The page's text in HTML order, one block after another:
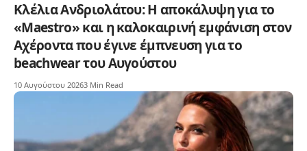
Κλέλια Ανδριολάτου: Η αποκάλυψη για το
«Maestro» και η καλοκαιρινή εμφάνιση στον
Αχέροντα που έγινε έμπνευση για το
beachwear του Αυγούστου
10 Αυγούστου 20263 Min Read